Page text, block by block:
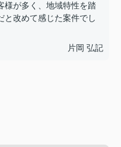
様が多く、地域特性を踏
と改めて感じた案件でし
片岡 弘記